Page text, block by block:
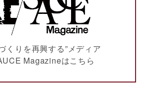
くりを再興する”メディア
Magazineはこちら